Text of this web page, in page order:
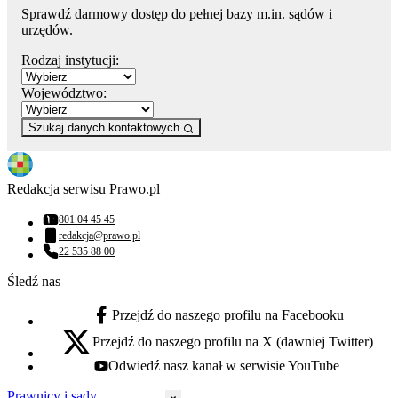
Sprawdź darmowy dostęp do pełnej bazy m.in. sądów i
urzędów.
Rodzaj instytucji:
Województwo:
Szukaj danych kontaktowych
Redakcja serwisu Prawo.pl
Numer telefonu:
801 04 45 45
Adres email:
redakcja@prawo.pl
Numer telefonu:
22 535 88 00
Śledź nas
facebook - otwiera się w nowej karcie
Przejdź do naszego profilu na Facebooku
x - otwiera się w nowej karcie
Przejdź do naszego profilu na X (dawniej Twitter)
youtube - otwiera się w nowej karcie
Odwiedź nasz kanał w serwisie YouTube